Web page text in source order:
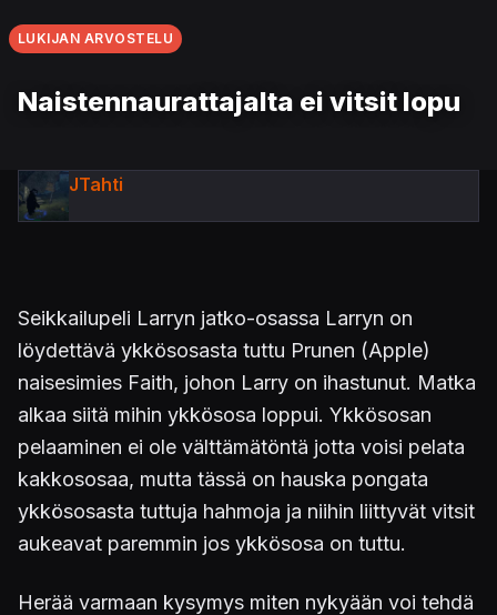
LUKIJAN ARVOSTELU
Naistennaurattajalta ei vitsit lopu
JTahti
Seikkailupeli Larryn jatko-osassa Larryn on
löydettävä ykkösosasta tuttu Prunen (Apple)
naisesimies Faith, johon Larry on ihastunut. Matka
alkaa siitä mihin ykkösosa loppui. Ykkösosan
pelaaminen ei ole välttämätöntä jotta voisi pelata
kakkososaa, mutta tässä on hauska pongata
ykkösosasta tuttuja hahmoja ja niihin liittyvät vitsit
aukeavat paremmin jos ykkösosa on tuttu.
Herää varmaan kysymys miten nykyään voi tehdä